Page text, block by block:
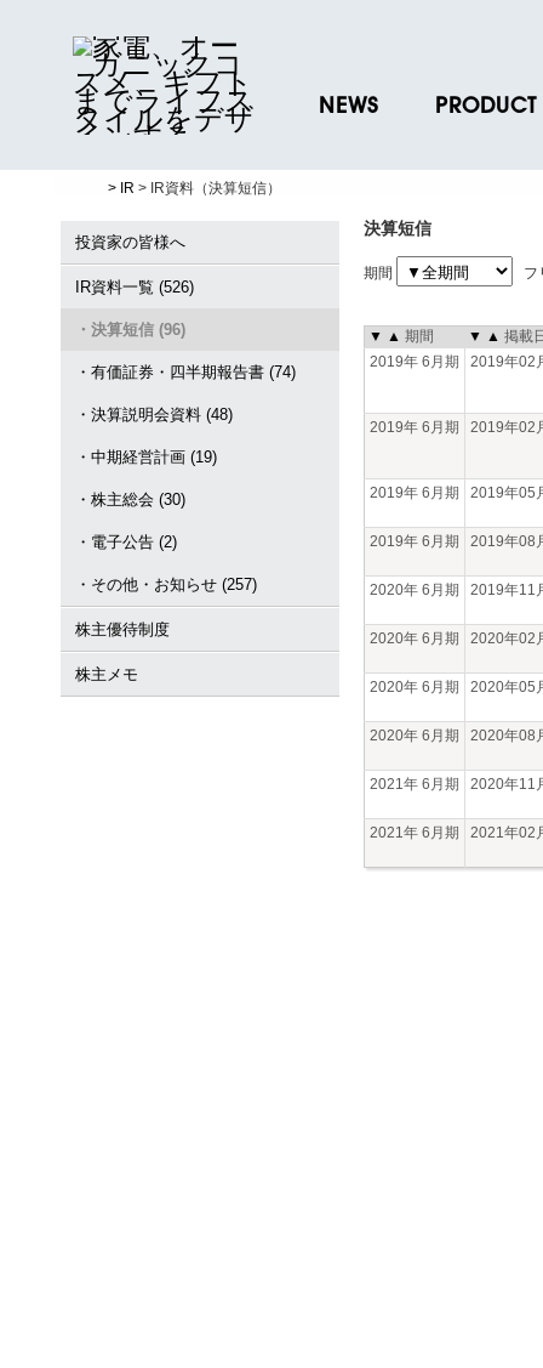
NEWS
プレスリリース
PRODUCT
ノベルティグッ
お取引先様 会員
> IR > IR資料（決算短信）
投資家の皆様へ
IR資料一覧 (526)
・決算短信 (96)
・有価証券・四半期報告書 (74)
・決算説明会資料 (48)
・中期経営計画 (19)
・株主総会 (30)
・電子公告 (2)
・その他・お知らせ (257)
株主優待制度
株主メモ
決算短信
期間 フ
▼ ▲ 期間 ▼ ▲ 掲載
2019年 6月期
2019年02
2019年 6月期 2019年02
2019年 6月期 2019年05
2019年 6月期 2019年08
2020年 6月期 2019年11
2020年 6月期 2020年02
2020年 6月期 2020年05
2020年 6月期 2020年08
2021年 6月期 2020年11
2021年 6月期 2021年02